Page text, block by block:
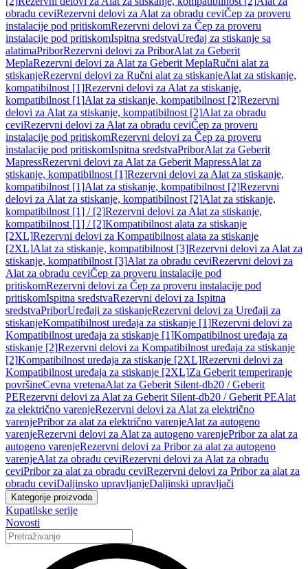
obradu ceviRezervni delovi za Alat za obradu ceviČep za proveru
instalacije pod pritiskomRezervni delovi za Čep za proveru
instalacije pod pritiskomIspitna sredstvaUređaj za stiskanje sa
alatimaPriborRezervni delovi za PriborAlat za Geberit
MeplaRezervni delovi za Alat za Geberit MeplaRučni alat za
stiskanjeRezervni delovi za Ručni alat za stiskanjeAlat za stiskanje,
kompatibilnost [1]Rezervni delovi za Alat za stiskanje,
kompatibilnost [1]Alat za stiskanje, kompatibilnost [2]Rezervni
delovi za Alat za stiskanje, kompatibilnost [2]Alat za obradu
ceviRezervni delovi za Alat za obradu ceviČep za proveru
instalacije pod pritiskomRezervni delovi za Čep za proveru
instalacije pod pritiskomIspitna sredstvaPriborAlat za Geberit
MapressRezervni delovi za Alat za Geberit MapressAlat za
stiskanje, kompatibilnost [1]Rezervni delovi za Alat za stiskanje,
kompatibilnost [1]Alat za stiskanje, kompatibilnost [2]Rezervni
delovi za Alat za stiskanje, kompatibilnost [2]Alat za stiskanje,
kompatibilnost [1] / [2]Rezervni delovi za Alat za stiskanje,
kompatibilnost [1] / [2]Kompatibilnost alata za stiskanje
[2XL]Rezervni delovi za Kompatibilnost alata za stiskanje
[2XL]Alat za stiskanje, kompatibilnost [3]Rezervni delovi za Alat za
stiskanje, kompatibilnost [3]Alat za obradu ceviRezervni delovi za
Alat za obradu ceviČep za proveru instalacije pod
pritiskomRezervni delovi za Čep za proveru instalacije pod
pritiskomIspitna sredstvaRezervni delovi za Ispitna
sredstvaPriborUređaji za stiskanjeRezervni delovi za Uređaji za
stiskanjeKompatibilnost uređaja za stiskanje [1]Rezervni delovi za
Kompatibilnost uređaja za stiskanje [1]Kompatibilnost uređaja za
stiskanje [2]Rezervni delovi za Kompatibilnost uređaja za stiskanje
[2]Kompatibilnost uređaja za stiskanje [2XL]Rezervni delovi za
Kompatibilnost uređaja za stiskanje [2XL]Za Geberit temperiranje
površineCevna vretenaAlat za Geberit Silent-db20 / Geberit
PERezervni delovi za Alat za Geberit Silent-db20 / Geberit PEAlat
za električno varenjeRezervni delovi za Alat za električno
varenjePribor za alat za električno varenjeAlat za autogeno
varenjeRezervni delovi za Alat za autogeno varenjePribor za alat za
autogeno varenjeRezervni delovi za Pribor za alat za autogeno
varenjeAlat za obradu ceviRezervni delovi za Alat za obradu
ceviPribor za alat za obradu ceviRezervni delovi za Pribor za alat za
obradu ceviDaljinsko upravljanjeDaljinski upravljači
Kategorije proizvoda
Kupatilske serije
Novosti